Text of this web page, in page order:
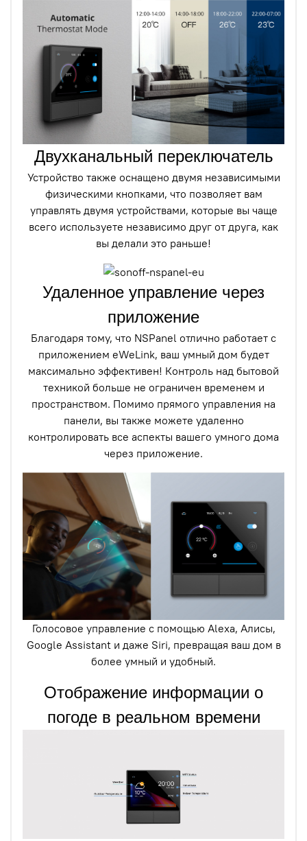
Двухканальный переключатель
Устройство также оснащено двумя независимыми
физическими кнопками, что позволяет вам
управлять двумя устройствами, которые вы чаще
всего используете независимо друг от друга, как
вы делали это раньше!
Удаленное управление через
приложение
Благодаря тому, что NSPanel отлично работает с
приложением eWeLink, ваш умный дом будет
максимально эффективен! Контроль над бытовой
техникой больше не ограничен временем и
пространством. Помимо прямого управления на
панели, вы также можете удаленно
контролировать все аспекты вашего умного дома
через приложение.
Голосовое управление с помощью Alexa, Алисы,
Google Assistant и даже Siri, превращая ваш дом в
более умный и удобный.
Отображение информации о
погоде в реальном времени